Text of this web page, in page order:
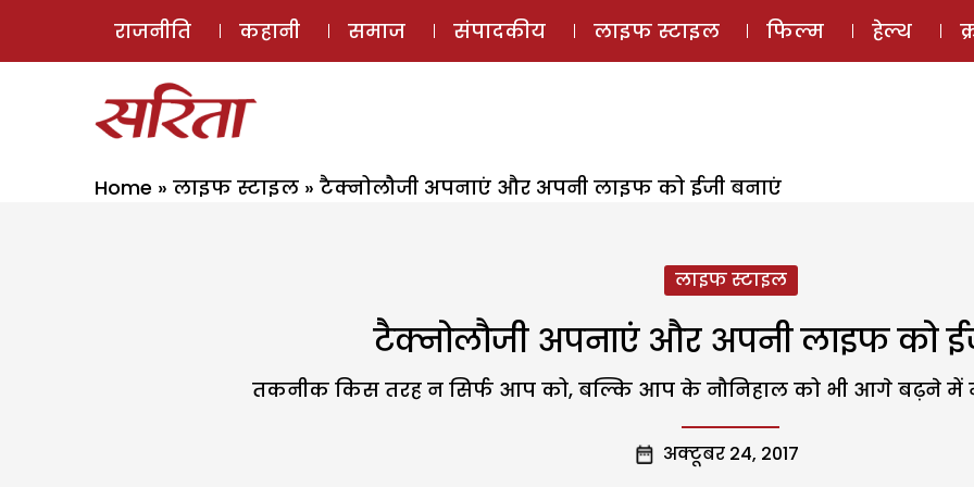
ई-मैगज़ीन
राजनीति कहानी समाज संपादकीय लाइफ स्टाइल फिल्म हेल्थ
Home » लाइफ स्टाइल » टैक्नोलौजी अपनाएं और अपनी लाइफ को ईजी बनाएं
लाइफ स्टाइल
टैक्नोलौजी अपनाएं और अपनी लाइफ को
तकनीक किस तरह न सिर्फ आप को, बल्कि आप के नौनिहाल को भी आगे बढ़ने में
अक्टूबर 24, 2017